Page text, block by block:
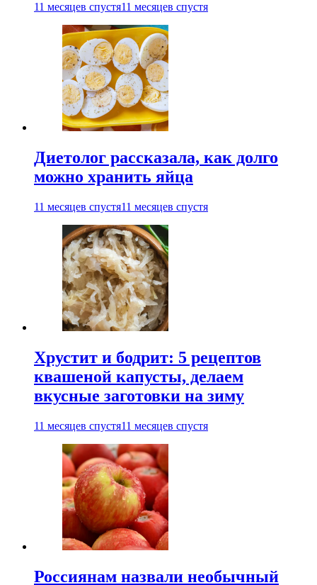
11 месяцев спустя11 месяцев спустя
Диетолог рассказала, как долго
можно хранить яйца
11 месяцев спустя11 месяцев спустя
Хрустит и бодрит: 5 рецептов
квашеной капусты, делаем
вкусные заготовки на зиму
11 месяцев спустя11 месяцев спустя
Россиянам назвали необычный